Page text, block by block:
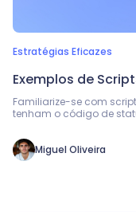
Estratégias Eficazes
Exemplos de
Você Precisa
Familiarize-se com
tenham o código de
Miguel Oliveira